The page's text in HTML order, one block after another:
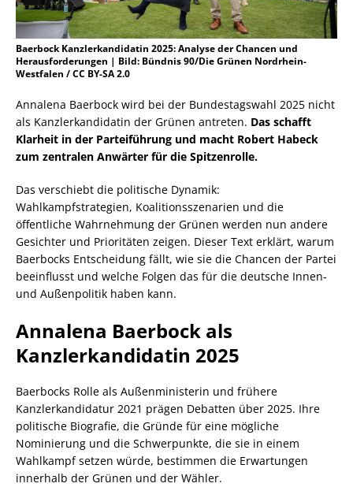
Baerbock Kanzlerkandidatin 2025: Analyse der Chancen und
Herausforderungen | Bild: Bündnis 90/Die Grünen Nordrhein-
Westfalen / CC BY-SA 2.0
Annalena Baerbock wird bei der Bundestagswahl 2025 nicht
als Kanzlerkandidatin der Grünen antreten. Das schafft
Klarheit in der Parteiführung und macht Robert Habeck
zum zentralen Anwärter für die Spitzenrolle.
Das verschiebt die politische Dynamik:
Wahlkampfstrategien, Koalitionsszenarien und die
öffentliche Wahrnehmung der Grünen werden nun andere
Gesichter und Prioritäten zeigen. Dieser Text erklärt, warum
Baerbocks Entscheidung fällt, wie sie die Chancen der Partei
beeinflusst und welche Folgen das für die deutsche Innen‑
und Außenpolitik haben kann.
Annalena Baerbock als
Kanzlerkandidatin 2025
Baerbocks Rolle als Außenministerin und frühere
Kanzlerkandidatur 2021 prägen Debatten über 2025. Ihre
politische Biografie, die Gründe für eine mögliche
Nominierung und die Schwerpunkte, die sie in einem
Wahlkampf setzen würde, bestimmen die Erwartungen
innerhalb der Grünen und der Wähler.